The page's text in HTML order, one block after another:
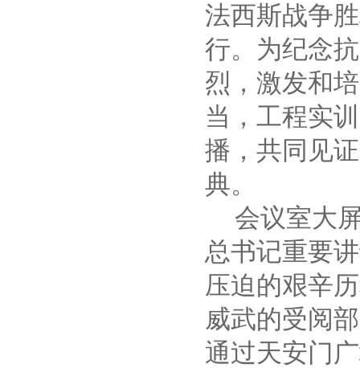
法西斯战争
行。为纪念
烈，激发和
当，工程实
播，共同见
典。
会议室大
总书记重要
压迫的艰辛
威武的受阅
通过天安门